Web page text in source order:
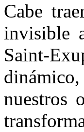
Cabe
invisible
Saint-
nuestros